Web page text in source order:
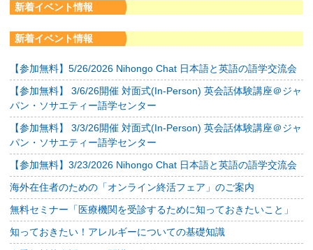
新着イベント情報
新着イベント情報
【参加無料】5/26/2026 Nihongo Chat 日本語と英語の語学交流会
【参加無料】 3/6/26開催 対面式(In-Person) 英会話体験講座＠ジャ
パン・ソサエティー語学センター
【参加無料】 3/3/26開催 対面式(In-Person) 英会話体験講座＠ジャ
パン・ソサエティー語学センター
【参加無料】3/23/2026 Nihongo Chat 日本語と英語の語学交流会
海外在住者のための「オンライン終活フェア」のご案内
無料セミナー「医療機関を受診するために知っておきたいこと」
知っておきたい！アレルギーについての基礎知識